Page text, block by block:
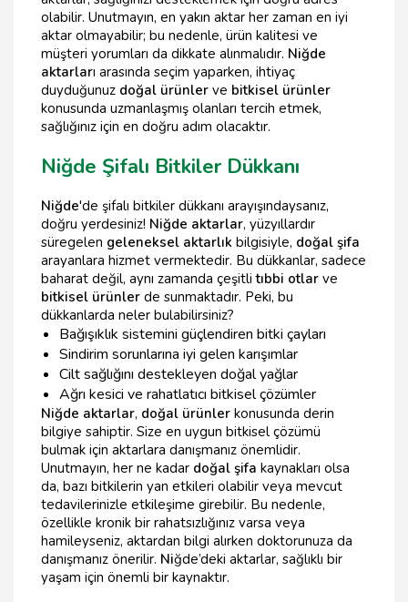
olabilir. Unutmayın, en yakın aktar her zaman en iyi
aktar olmayabilir; bu nedenle, ürün kalitesi ve
müşteri yorumları da dikkate alınmalıdır. Niğde
aktarları arasında seçim yaparken, ihtiyaç
duyduğunuz doğal ürünler ve bitkisel ürünler
konusunda uzmanlaşmış olanları tercih etmek,
sağlığınız için en doğru adım olacaktır.
Niğde Şifalı Bitkiler Dükkanı
Niğde'de şifalı bitkiler dükkanı arayışındaysanız,
doğru yerdesiniz! Niğde aktarlar, yüzyıllardır
süregelen geleneksel aktarlık bilgisiyle, doğal şifa
arayanlara hizmet vermektedir. Bu dükkanlar, sadece
baharat değil, aynı zamanda çeşitlitıbbi otlar ve
bitkisel ürünler de sunmaktadır. Peki, bu
dükkanlarda neler bulabilirsiniz?
Bağışıklık sistemini güçlendiren bitki çayları
Sindirim sorunlarına iyi gelen karışımlar
Cilt sağlığını destekleyen doğal yağlar
Ağrı kesici ve rahatlatıcı bitkisel çözümler
Niğde aktarlar, doğal ürünler konusunda derin
bilgiye sahiptir. Size en uygun bitkisel çözümü
bulmak için aktarlara danışmanız önemlidir.
Unutmayın, her ne kadar doğal şifa kaynakları olsa
da, bazı bitkilerin yan etkileri olabilir veya mevcut
tedavilerinizle etkileşime girebilir. Bu nedenle,
özellikle kronik bir rahatsızlığınız varsa veya
hamileyseniz, aktardan bilgi alırken doktorunuza da
danışmanız önerilir. Niğde’deki aktarlar, sağlıklı bir
yaşam için önemli bir kaynaktır.